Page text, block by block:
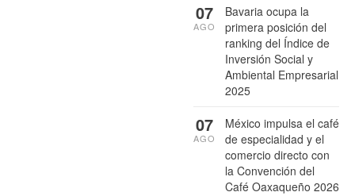
Bavaria ocupa la
primera posición del
ranking del Índice de
Inversión Social y
Ambiental Empresarial
2025
07
AGO
México impulsa el café
de especialidad y el
comercio directo con
la Convención del
Café Oaxaqueño 2026
07
AGO